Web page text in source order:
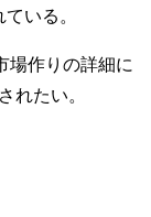
いる。
場作りの詳細に
れたい。